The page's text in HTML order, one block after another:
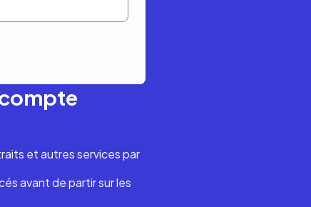
et autres services par
avant de partir sur les